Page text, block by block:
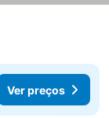
Ver preços